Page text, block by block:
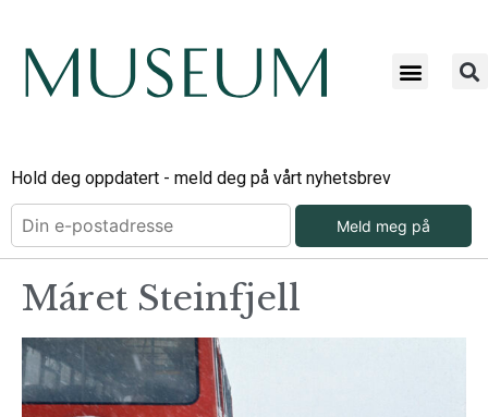
Hold deg oppdatert - meld deg på vårt nyhetsbrev
Meld meg på
Máret Steinfjell